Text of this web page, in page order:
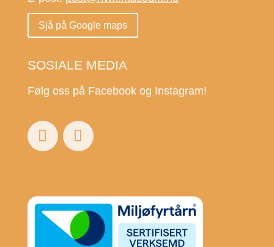
Sjå på Google maps
SOSIALE MEDIA
Følg oss på Facebook og Instagram!